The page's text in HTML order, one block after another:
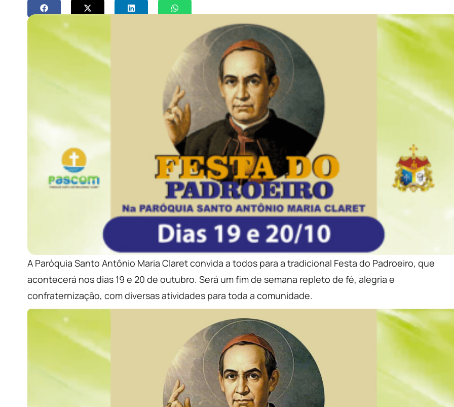
A Paróquia Santo Antônio Maria Claret convida a todos para a tradicional Festa do Padroeiro, que
acontecerá nos dias 19 e 20 de outubro. Será um fim de semana repleto de fé, alegria e
confraternização, com diversas atividades para toda a comunidade.